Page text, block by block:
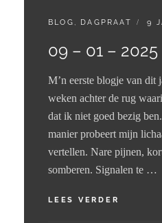
CATEGORIES:
BLOG , DAGPRAAT 9
09 – 01 – 2025
M’n eerste blogje van dit
weken achter de rug
dat ik niet goed bezig
manier probeert mijn
vertellen. Nare pijnen,
somberen. Signalen te …
LEES VERDER